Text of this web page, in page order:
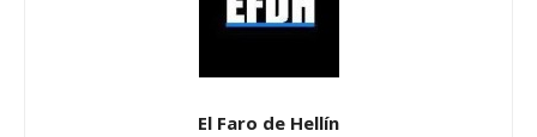
El Faro de Hellín